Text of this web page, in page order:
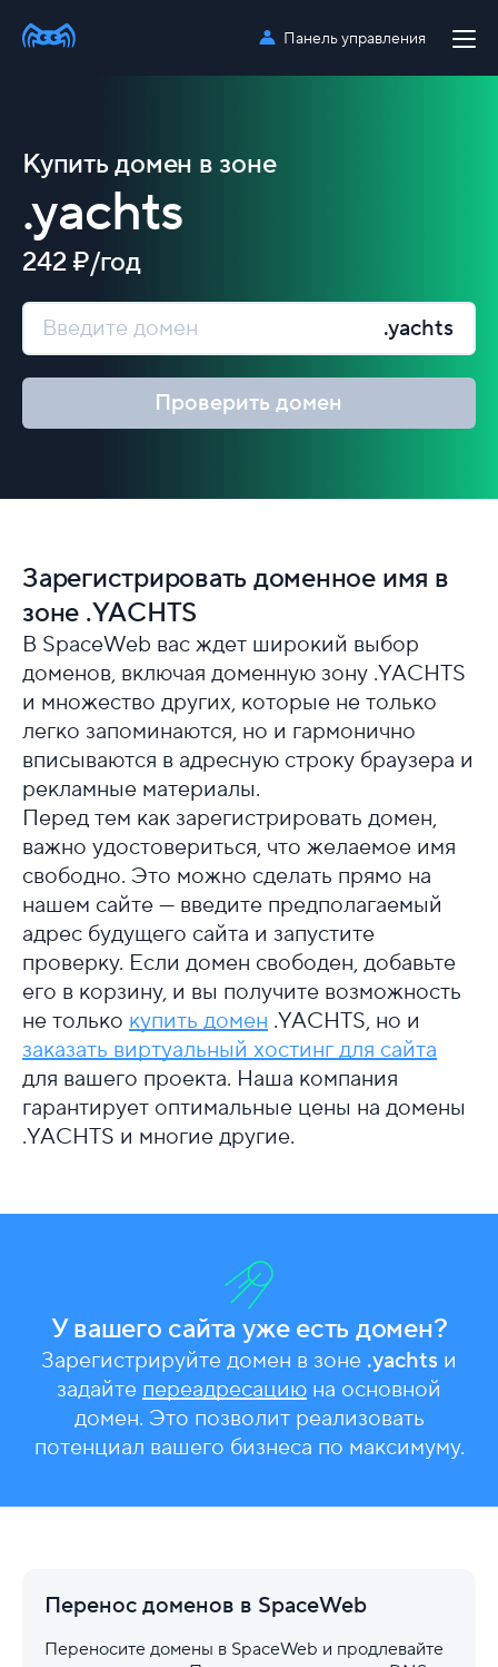
Панель управления
Купить домен в зоне
.yachts
242 ₽/год
.yachts
Проверить домен
Зарегистрировать доменное имя в
зоне .YACHTS
В SpaceWeb вас ждет широкий выбор
доменов, включая доменную зону .YACHTS
и множество других, которые не только
легко запоминаются, но и гармонично
вписываются в адресную строку браузера и
рекламные материалы.
Перед тем как зарегистрировать домен,
важно удостовериться, что желаемое имя
свободно. Это можно сделать прямо на
нашем сайте — введите предполагаемый
адрес будущего сайта и запустите
проверку. Если домен свободен, добавьте
его в корзину, и вы получите возможность
не только купить домен .YACHTS, но и
заказать виртуальный хостинг для сайта
для вашего проекта. Наша компания
гарантирует оптимальные цены на домены
.YACHTS и многие другие.
У вашего сайта уже есть домен?
Зарегистрируйте домен в зоне .yachts и
задайте переадресацию на основной
домен. Это позволит реализовать
потенциал вашего бизнеса по максимуму.
Перенос доменов в SpaceWeb
Переносите домены в SpaceWeb и продлевайте